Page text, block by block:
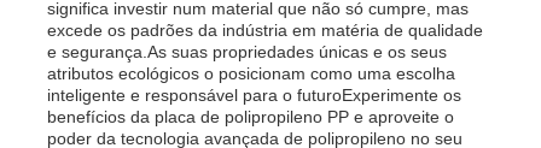
Folha de Parede PP
folha do polipropileno
significa investir num material que não só cumpre, mas
excede os padrões da indústria em matéria de qualidade
e segurança.As suas propriedades únicas e os seus
atributos ecológicos o posicionam como uma escolha
inteligente e responsável para o futuroExperimente os
benefícios da placa de polipropileno PP e aproveite o
poder da tecnologia avançada de polipropileno no seu